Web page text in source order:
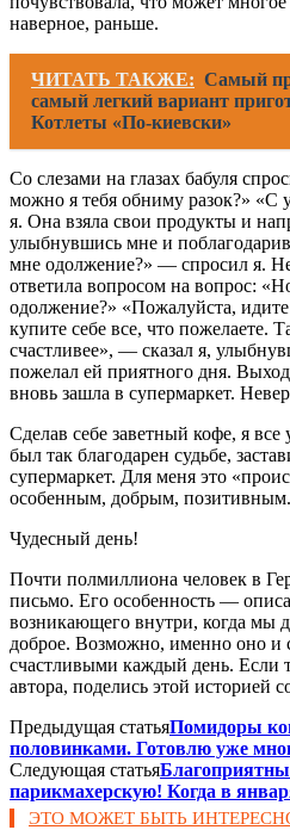
наверное, раньше.
ЧИТАТЬ ТАКЖЕ: Самый
самый легкий вариант
Котлеты «По-киевски»
Со слезами на глазах бабуля
можно я тебя обниму разок?» «С
я. Она взяла свои продукты и
улыбнувшись мне и
мне одолжение?» — спросил я.
ответила вопросом на вопрос:
одолжение?» «Пожалуйста,
купите себе все, что пожелаете.
счастливее», — сказал я,
пожелал ей приятного дня.
вновь зашла в супермаркет.
Сделав себе заветный кофе, я
был так благодарен судьбе,
супермаркет. Для меня это
особенным, добрым,
Чудесный день!
Почти полмиллиона человек в
письмо. Его особенность —
возникающего внутри, когда мы
доброе. Возможно, именно оно и
счастливыми каждый день. Если
автора, поделись этой историей
Предыдущая статьяПомидоры
половинками. Готовлю уже
Следующая статья
парикмахерскую! Когда в
ЭТО МОЖЕТ БЫТЬ